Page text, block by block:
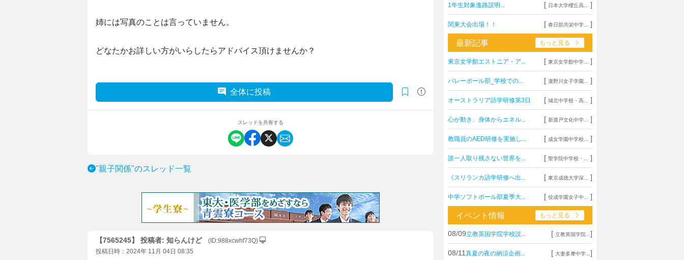
姉には写真のことは言っていません。
どなたかお詳しい方がいらしたらアドバイス頂けませんか？
全体に投稿
スレッドを共有する
"親子関係"のスレッド一覧
【7565245】 投稿者: 知らんけど
(ID:988xcwhf73Q)
投稿日時：2024年 11月 04日 08:35
1年生対象進路説明... [ 日本大学櫻丘高... ]
関東大会出場！！ [ 春日部共栄中学... ]
最新記事 もっと見る
東京女学館エストニア・ア... [ 東京女学館中学... ]
バレーボール部_学校での... [ 瀧野川女子学園... ]
オーストラリア語学研修第3日 [ 城北中学校・高... ]
心が動き、身体からエネル... [ 新渡戸文化中学... ]
教職員のAED研修を実施し... [ 成女学園中学校... ]
誰一人取り残さない世界を... [ 聖学院中学校・... ]
《スリランカ語学研修へ出... [ 東京成徳大学深... ]
中学ソフトボール部夏季大... [ 佼成学園女子中... ]
イベント情報 もっと見る
08/09立教英国学院学校説... [ 立教英国学院... ]
08/11 真夏の夜の納涼企画... [ 大妻多摩中学... ]